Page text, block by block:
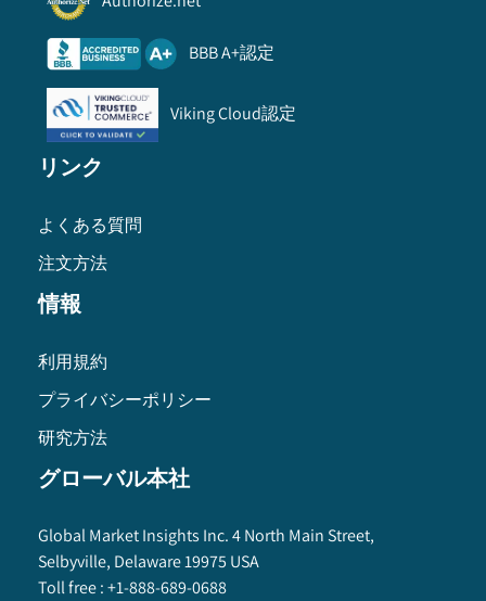
BBB A+認定
Viking Cloud認定
リンク
よくある質問
注文方法
情報
利用規約
プライバシーポリシー
研究方法
グローバル本社
Global Market Insights Inc. 4 North Main Street,
Selbyville, Delaware 19975 USA
Toll free :+1-888-689-0688